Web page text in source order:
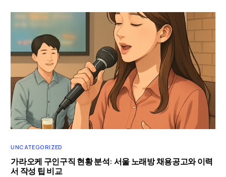
UNCATEGORIZED
가라오케 구인구직 현황 분석: 서울 노래방 채용공고와 이력
서 작성 팁 비교